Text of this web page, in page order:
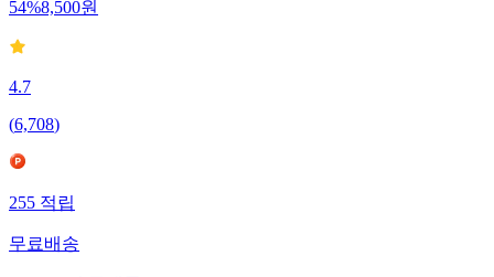
54%8,500원
4.7
(6,708)
255적립
무료배송